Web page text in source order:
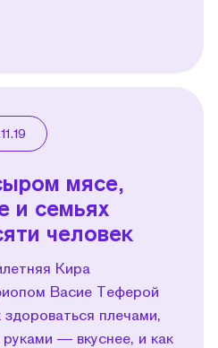
мясе,
и семьях
человек
Кира
Васие Теферой
плечами,
— вкуснее, и как